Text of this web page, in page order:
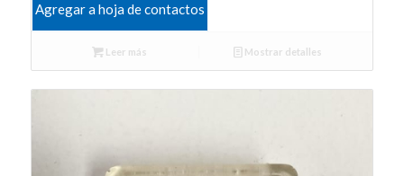
Agregar a hoja de contactos
Leer más Mostrar detalles